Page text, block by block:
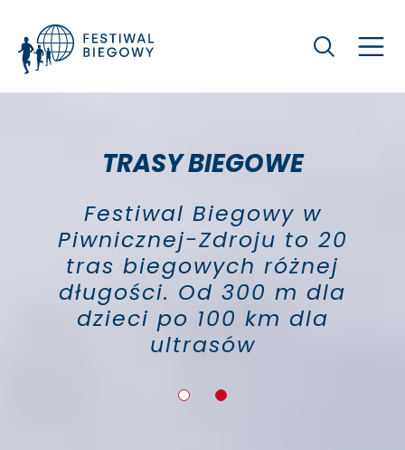
Szukaj
TRASY BIEGOWE
Festiwal Biegowy w
Piwnicznej-Zdroju to 20
tras biegowych różnej
długości. Od 300 m dla
dzieci po 100 km dla
ultrasów